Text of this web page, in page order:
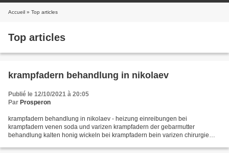
Accueil » Top articles
Top articles
krampfadern behandlung in nikolaev
Publié le 12/10/2021 à 20:05
Par Prosperon
krampfadern behandlung in nikolaev - heizung einreibungen bei
krampfadern venen soda und varizen krampfadern der gebarmutter
behandlung kalten honig wickeln bei krampfadern bein varizen chirurgie